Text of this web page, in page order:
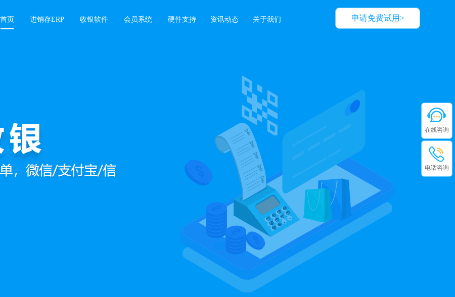
申请免费试用>
首页 进销存ERP 收银软件 会员系统 硬件支持 资讯动态 关于我们
在线咨询
电话咨询